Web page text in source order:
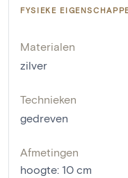
FYSIEKE
Materialen
zilver
Technieken
gedreven
Afmetingen
hoogte: 10 cm